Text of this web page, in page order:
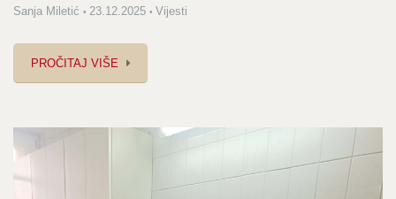
Sanja Miletić 23.12.2025 Vijesti
PROČITAJ VIŠE